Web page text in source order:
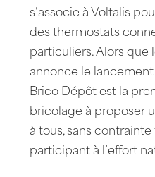
s’associe à Voltalis
des thermostats
particuliers. Alors
annonce le lancement
Brico Dépôt est la
bricolage à proposer
à tous, sans
participant à l’effort